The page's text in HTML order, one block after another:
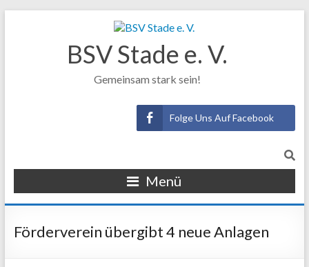
BSV Stade e. V.
Gemeinsam stark sein!
Folge Uns Auf Facebook
Menü
Förderverein übergibt 4 neue Anlagen